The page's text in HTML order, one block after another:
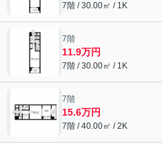
7階 / 30.00㎡ / 1K
7階
11.9万円
7階 / 30.00㎡ / 1K
7階
15.6万円
7階 / 40.00㎡ / 2K